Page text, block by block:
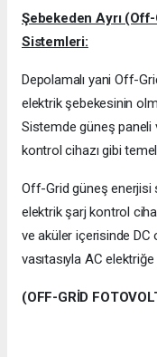
Şebekeden Ayrı
Sistemleri:
Depolamalı yani Off-
elektrik şebekesinin
Sistemde güneş paneli
kontrol cihazı gibi
Off-Grid güneş enerjisi
elektrik şarj kontrol
ve aküler içerisinde
vasıtasıyla AC
(OFF-GRİD